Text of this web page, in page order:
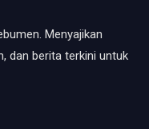
Menyajikan
dan berita terkini untuk